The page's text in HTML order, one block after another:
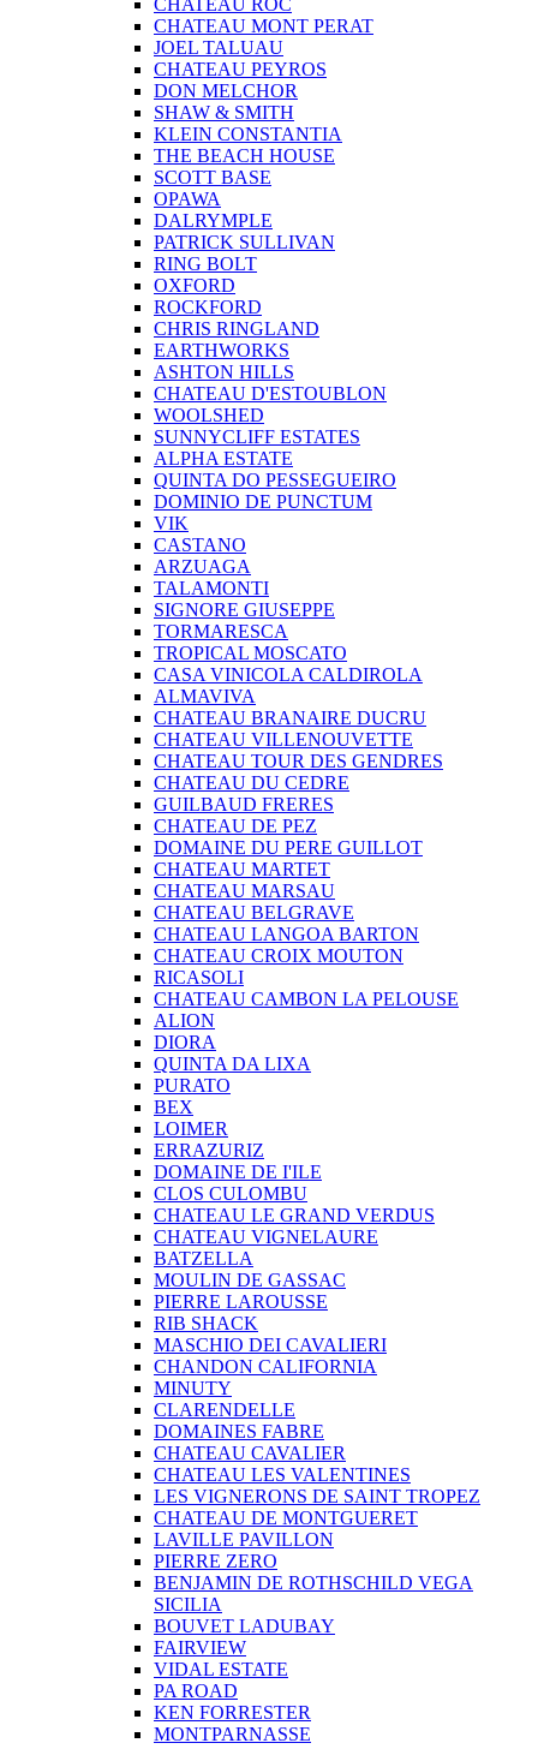
CHATEAU ROC
CHATEAU MONT PERAT
JOEL TALUAU
CHATEAU PEYROS
DON MELCHOR
SHAW & SMITH
KLEIN CONSTANTIA
THE BEACH HOUSE
SCOTT BASE
OPAWA
DALRYMPLE
PATRICK SULLIVAN
RING BOLT
OXFORD
ROCKFORD
CHRIS RINGLAND
EARTHWORKS
ASHTON HILLS
CHATEAU D'ESTOUBLON
WOOLSHED
SUNNYCLIFF ESTATES
ALPHA ESTATE
QUINTA DO PESSEGUEIRO
DOMINIO DE PUNCTUM
VIK
CASTANO
ARZUAGA
TALAMONTI
SIGNORE GIUSEPPE
TORMARESCA
TROPICAL MOSCATO
CASA VINICOLA CALDIROLA
ALMAVIVA
CHATEAU BRANAIRE DUCRU
CHATEAU VILLENOUVETTE
CHATEAU TOUR DES GENDRES
CHATEAU DU CEDRE
GUILBAUD FRERES
CHATEAU DE PEZ
DOMAINE DU PERE GUILLOT
CHATEAU MARTET
CHATEAU MARSAU
CHATEAU BELGRAVE
CHATEAU LANGOA BARTON
CHATEAU CROIX MOUTON
RICASOLI
CHATEAU CAMBON LA PELOUSE
ALION
DIORA
QUINTA DA LIXA
PURATO
BEX
LOIMER
ERRAZURIZ
DOMAINE DE I'ILE
CLOS CULOMBU
CHATEAU LE GRAND VERDUS
CHATEAU VIGNELAURE
BATZELLA
MOULIN DE GASSAC
PIERRE LAROUSSE
RIB SHACK
MASCHIO DEI CAVALIERI
CHANDON CALIFORNIA
MINUTY
CLARENDELLE
DOMAINES FABRE
CHATEAU CAVALIER
CHATEAU LES VALENTINES
LES VIGNERONS DE SAINT TROPEZ
CHATEAU DE MONTGUERET
LAVILLE PAVILLON
PIERRE ZERO
BENJAMIN DE ROTHSCHILD VEGA
SICILIA
BOUVET LADUBAY
FAIRVIEW
VIDAL ESTATE
PA ROAD
KEN FORRESTER
MONTPARNASSE